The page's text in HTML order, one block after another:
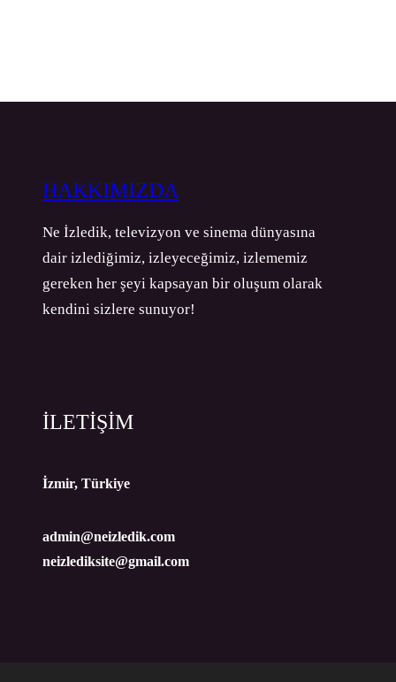
HAKKIMIZDA
Ne İzledik, televizyon ve sinema dünyasına
dair izlediğimiz, izleyeceğimiz, izlememiz
gereken her şeyi kapsayan bir oluşum olarak
kendini sizlere sunuyor!
İLETİŞİM
İzmir, Türkiye
admin@neizledik.com
neizlediksite@gmail.com